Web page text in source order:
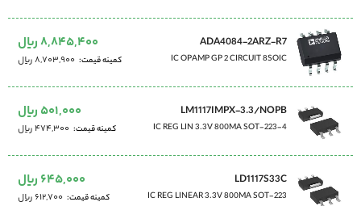
ADA4084-2ARZ-R7
IC OPAMP GP 2 CIRCUIT 8SOIC
8,845,400 ریال
کمینه قیمت 8,703,900 ریال
LM1117IMPX-3.3/NOPB
IC REG LIN 3.3V 800MA SOT-223-4
501,000 ریال
کمینه قیمت 474,300 ریال
LD1117S33C
IC REG LINEAR 3.3V 800MA SOT-223
645,000 ریال
کمینه قیمت 612,700 ریال